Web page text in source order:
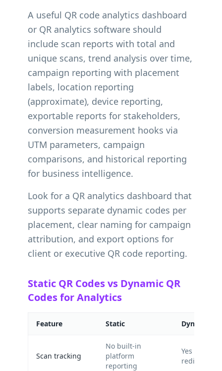
A useful QR code analytics dashboard
or QR analytics software should
include scan reports with total and
unique scans, trend analysis over time,
campaign reporting with placement
labels, location reporting
(approximate), device reporting,
exportable reports for stakeholders,
conversion measurement hooks via
UTM parameters, campaign
comparisons, and historical reporting
for business intelligence.
Look for a QR analytics dashboard that
supports separate dynamic codes per
placement, clear naming for campaign
attribution, and export options for
client or executive QR code reporting.
Static QR Codes vs Dynamic QR
Codes for Analytics
Feature Static Dynamic
Scan tracking
No built-in
platform
reporting
Yes — via
redirect